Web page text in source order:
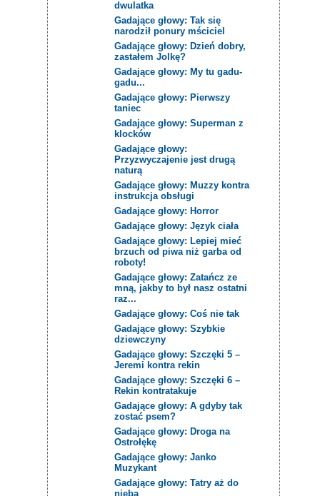
dwulatka
Gadające głowy: Tak się
narodził ponury mściciel
Gadające głowy: Dzień dobry,
zastałem Jolkę?
Gadające głowy: My tu gadu-
gadu...
Gadające głowy: Pierwszy
taniec
Gadające głowy: Superman z
klocków
Gadające głowy:
Przyzwyczajenie jest drugą
naturą
Gadające głowy: Muzzy kontra
instrukcja obsługi
Gadające głowy: Horror
Gadające głowy: Język ciała
Gadające głowy: Lepiej mieć
brzuch od piwa niż garba od
roboty!
Gadające głowy: Zatańcz ze
mną, jakby to był nasz ostatni
raz...
Gadające głowy: Coś nie tak
Gadające głowy: Szybkie
dziewczyny
Gadające głowy: Szczęki 5 –
Jeremi kontra rekin
Gadające głowy: Szczęki 6 –
Rekin kontratakuje
Gadające głowy: A gdyby tak
zostać psem?
Gadające głowy: Droga na
Ostrołękę
Gadające głowy: Janko
Muzykant
Gadające głowy: Tatry aż do
nieba